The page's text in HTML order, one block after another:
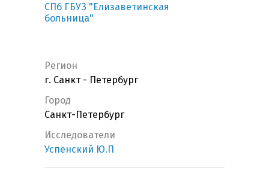
СПб ГБУЗ "Елизаветинская
больница"
Регион
г. Санкт - Петербург
Город
Санкт-Петербург
Исследователи
Успенский Ю.П